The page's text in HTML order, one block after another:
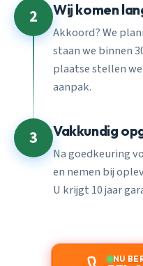
2 Wij komen
Akkoord? We
staan we binnen
plaatse stellen
aanpak.
3 Vakkundig
Na goedkeuring
en nemen bij
U krijgt 10 jaar
NU